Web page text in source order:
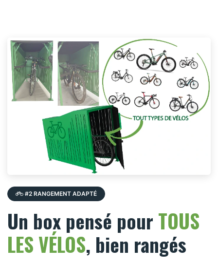
#2 RANGEMENT ADAPTÉ
Un box pensé pour TOUS
LES VÉLOS, bien rangés